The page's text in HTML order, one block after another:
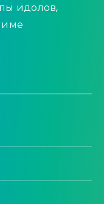
идолов,